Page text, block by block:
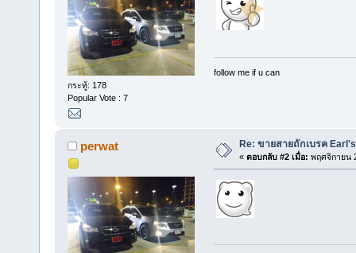
กระทู้: 178
Popular Vote : 7
follow me if u can
perwat Re: ขายสายถักเบรค
« ตอบกลับ #2 เมื่อ: พฤศจิกายน